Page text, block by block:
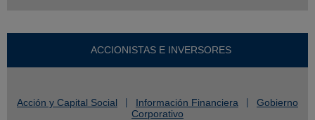
ACCIONISTAS E INVERSORES
Acción y Capital Social Información Financiera
Gobierno
Corporativo